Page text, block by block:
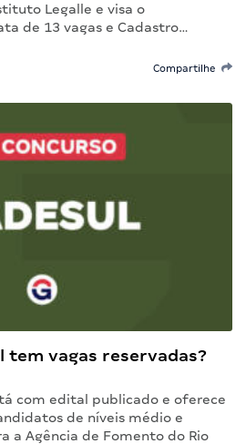
Legalle e visa o
de 13 vagas e Cadastro…
Compartilhe
tem vagas reservadas?
com edital publicado e oferece
de níveis médio e
a Agência de Fomento do Rio